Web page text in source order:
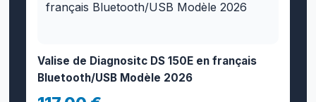
Valise de Diagnositc DS 150E en français
Bluetooth/USB Modèle 2026